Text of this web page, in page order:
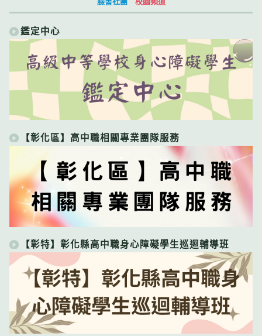
鑑定中心
【彰化區】高中職相關專業團隊服務
【彰特】彰化縣高中職身心障礙學生巡迴輔導班